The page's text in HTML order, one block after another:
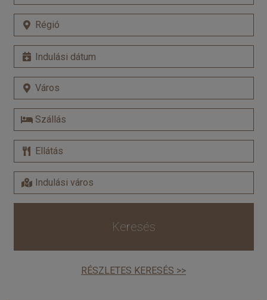
Keresés
RÉSZLETES KERESÉS >>